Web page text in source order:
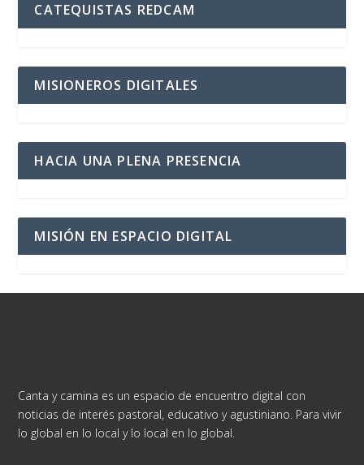
CATEQUISTAS REDCAM
MISIONEROS DIGITALES
HACIA UNA PLENA PRESENCIA
MISIÓN EN ESPACIO DIGITAL
Canta y camina es un espacio de encuentro digital con
noticias de interés pastoral, educativo y agustiniano. Para vivir
lo global en lo local y lo local en lo global.